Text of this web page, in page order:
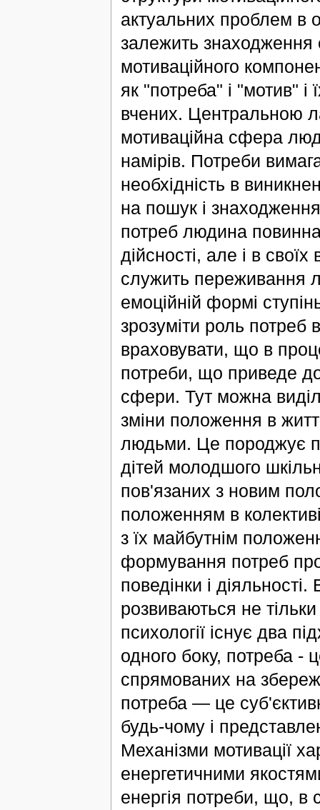
актуальних проблем в
залежить знаходження
мотиваційного
як "потреба" і "мотив" і
вчених. Центральною
мотиваційна сфера
намірів. Потреби
необхідність в
на пошук і
потреб людина повинна
дійсності, але і в
служить переживання
емоційній формі
зрозуміти роль потреб
враховувати, що в
потреби, що приведе до
сфери. Тут можна
зміни положення в
людьми. Це породжує
дітей молодшого
пов'язаних з новим
положенням в
з їх майбутнім
формування потреб
поведінки і
розвиваються не
психології існує два
одного боку, потреба -
спрямованих на
потреба — це
будь-чому і
Механізми мотивації
енергетичними
енергія потреби, що, в